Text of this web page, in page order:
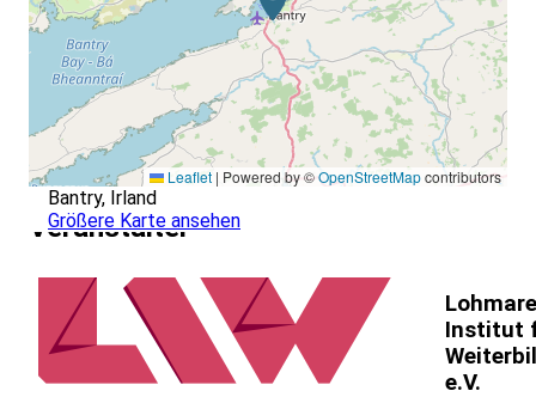
Leaflet | Powered by ©OpenStreetMapcontributors
Bantry, Irland
Größere Karte ansehen
Veranstalter
Institut
e.V.